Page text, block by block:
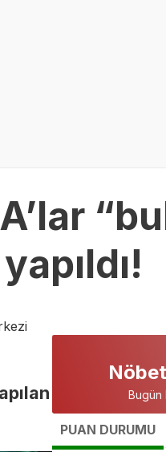
Bugün
PUAN DURUMU